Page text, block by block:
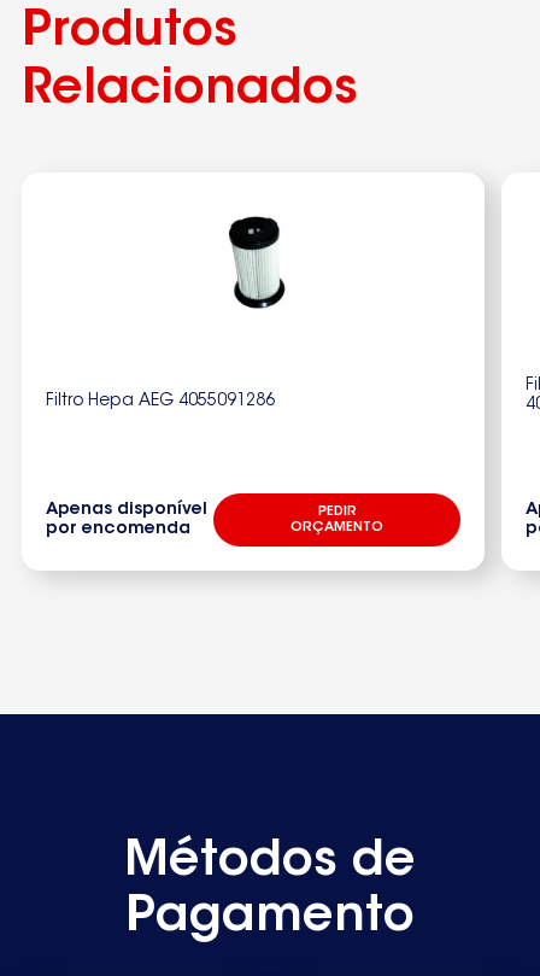
Produtos
Relacionados
Filtro Hepa AEG 4055091286
Apenas disponível
por encomenda
PEDIR
ORÇAMENTO
Métodos de
Pagamento